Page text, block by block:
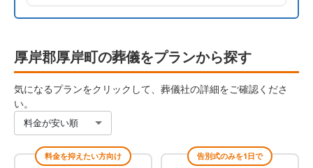
厚岸郡厚岸町の葬儀をプランから探す
気になるプランをクリックして、葬儀社の詳細をご確認くださ
い。
料金が安い順
料金を抑えたい方向け 告別式のみを1日で